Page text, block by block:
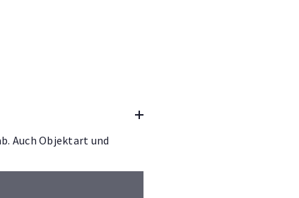
Auch Objektart und